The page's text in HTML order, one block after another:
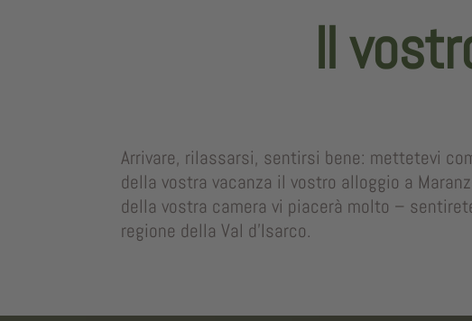
Il
Arrivare, rilassarsi, sentirsi bene: mettetevi
della vostra vacanza il vostro alloggio a
della vostra camera vi piacerà molto –
regione della Val d’Isarco.